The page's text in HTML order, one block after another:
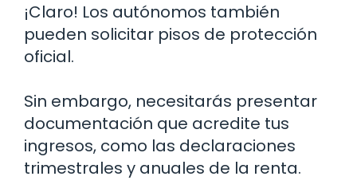
¡Claro! Los autónomos también
pueden solicitar pisos de protección
oficial.
Sin embargo, necesitarás presentar
documentación que acredite tus
ingresos, como las declaraciones
trimestrales y anuales de la renta.